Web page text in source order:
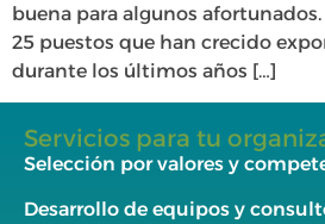
buena para algunos
25 puestos que han crecido
durante los últimos años […]
Servicios para tu
Selección por valores y
Desarrollo de equipos y